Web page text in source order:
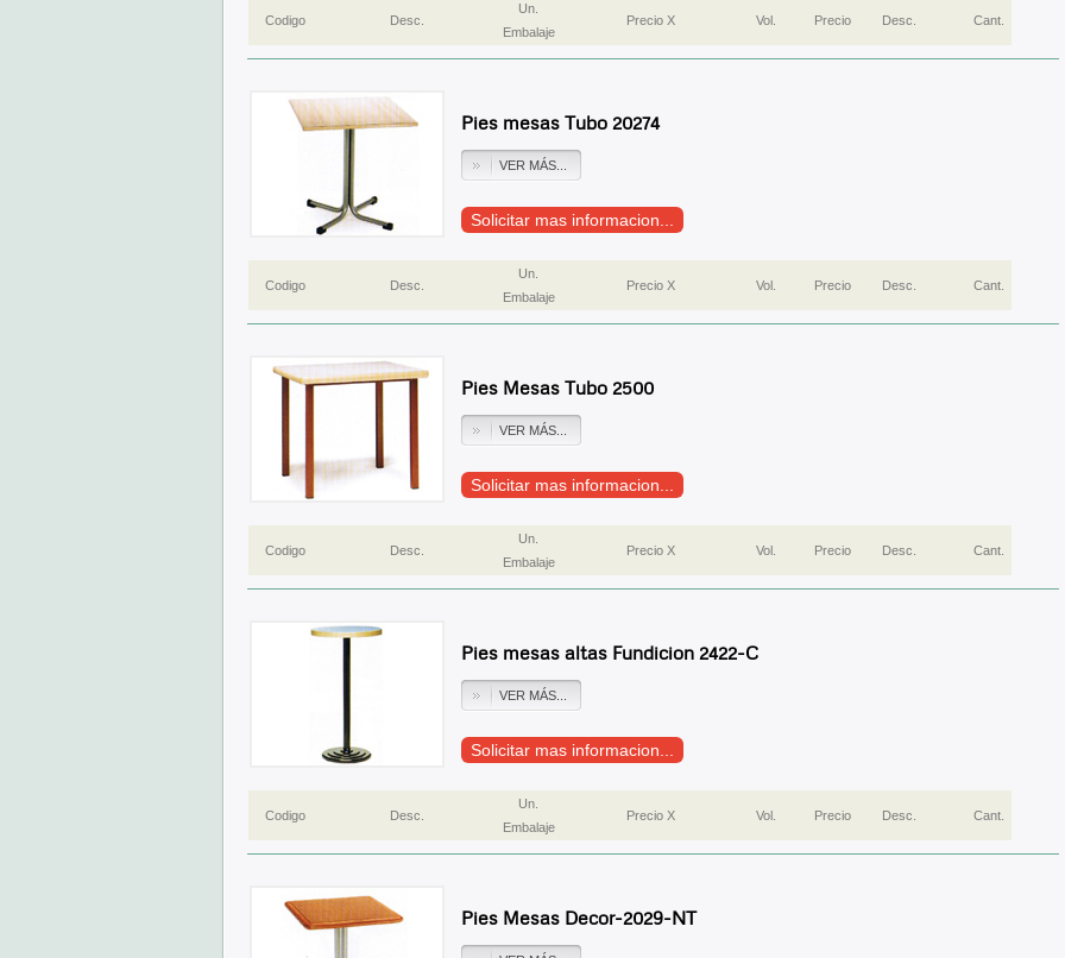
Codigo Desc.
Un.
Embalaje
Precio X Vol. Precio Desc. Cant.
Pies mesas Tubo 20274
VER MÁS...
Solicitar mas informacion...
Codigo Desc.
Un.
Embalaje
Precio X Vol. Precio Desc. Cant.
Pies Mesas Tubo 2500
VER MÁS...
Solicitar mas informacion...
Codigo Desc.
Un.
Embalaje
Precio X Vol. Precio Desc. Cant.
Pies mesas altas Fundicion 2422-C
VER MÁS...
Solicitar mas informacion...
Codigo Desc.
Un.
Embalaje
Precio X Vol. Precio Desc. Cant.
Pies Mesas Decor-2029-NT